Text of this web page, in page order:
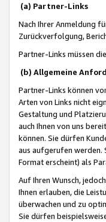
(a) Partner-Links
Nach Ihrer Anmeldung
Zurückverfolgung,
Partner-Links müssen
(b) Allgemeine
Partner-Links können
Arten von Links nicht
Gestaltung und
auch Ihnen von uns
können. Sie dürfen
aus aufgerufen werden.
Format erscheint) als
Auf Ihren Wunsch,
Ihnen erlauben, die
überwachen und zu
Sie dürfen